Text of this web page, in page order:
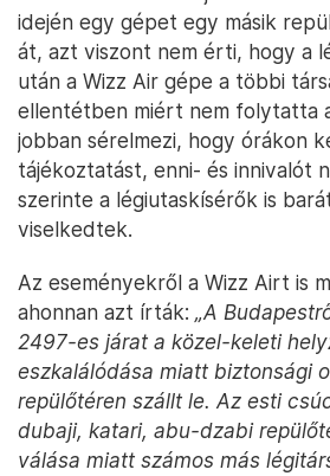
idején egy gépet egy másik
át, azt viszont nem érti, hogy a
után a Wizz Air gépe a többi
ellentétben miért nem folytatta
jobban sérelmezi, hogy órákon
tájékoztatást, enni- és innivalót
szerinte a légiutaskísérők is
viselkedtek.
Az eseményekről a Wizz Airt is
ahonnan azt írták: „A
2497-es járat a közel-keleti
eszkalálódása miatt biztonsági
repülőtéren szállt le. Az esti
dubaji, katari, abu-dzabi
válása miatt számos más